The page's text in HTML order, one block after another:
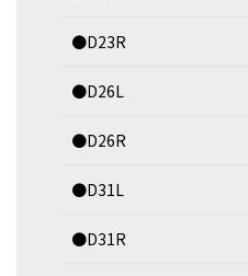
●D23R
●D26L
●D26R
●D31L
●D31R